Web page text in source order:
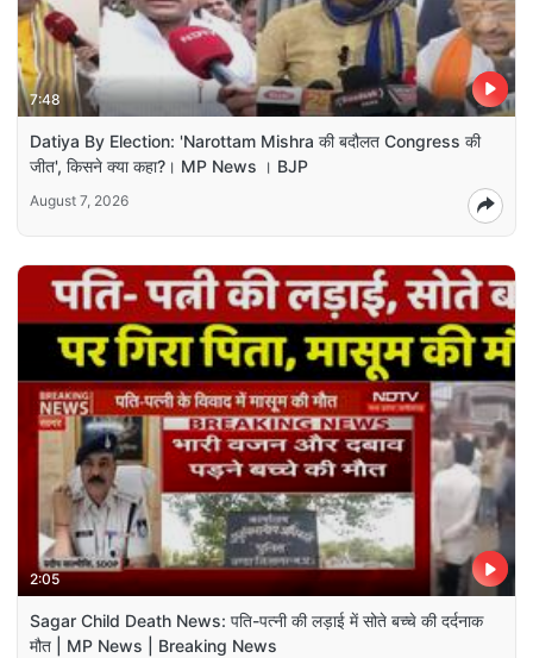
7:48
Datiya By Election: 'Narottam Mishra की बदौलत Congress की
जीत', किसने क्या कहा?। MP News । BJP
August 7, 2026
2:05
Sagar Child Death News: पति-पत्नी की लड़ाई में सोते बच्चे की दर्दनाक
मौत | MP News | Breaking News